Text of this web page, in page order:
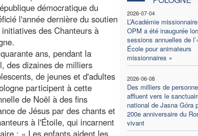
2026-07-04
L’Académie
OPM a été inaugurée
sessions annuelles de
École pour animateurs
missionnaires »
2026-06-08
Des milliers de
affluent vers le
national de Jasna Góra
200e anniversaire du
vivant
démocratique du
l'année dernière du soutien
des Chanteurs à
ans, pendant la
des dizaines de milliers
de jeunes et d'adultes
participent à cette
de Noël à des fins
de Jésus par des chants et
à l'Étoile, qui incarnent
: « Les enfants aident les